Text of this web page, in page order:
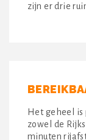
zijn er drie
Het geheel is
zowel de
minuten